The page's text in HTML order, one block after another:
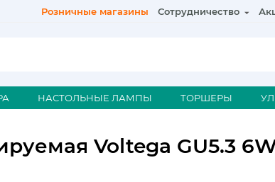
Розничные магазины Сотрудничество
НАСТОЛЬНЫЕ ЛАМПЫ ТОРШЕРЫ
Voltega GU5.3